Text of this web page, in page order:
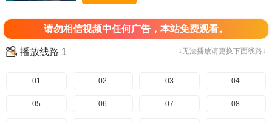
请勿相信视频中任何广告，本站免费观看。
↓无法播放请更换下面线路↓
播放线路 1
01 02 03 04
05 06 07 08